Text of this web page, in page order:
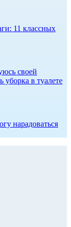
11 классных
своей
уборка в туалете
нарадоваться